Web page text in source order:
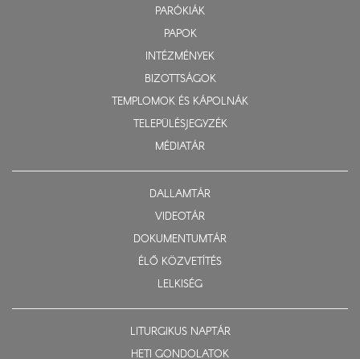
PARÓKIÁK
PAPOK
INTÉZMÉNYEK
BIZOTTSÁGOK
TEMPLOMOK ÉS KÁPOLNÁK
TELEPÜLÉSJEGYZÉK
MÉDIATÁR
DALLAMTÁR
VIDEOTÁR
DOKUMENTUMTÁR
ÉLŐ KÖZVETÍTÉS
LELKISÉG
LITURGIKUS NAPTÁR
HETI GONDOLATOK